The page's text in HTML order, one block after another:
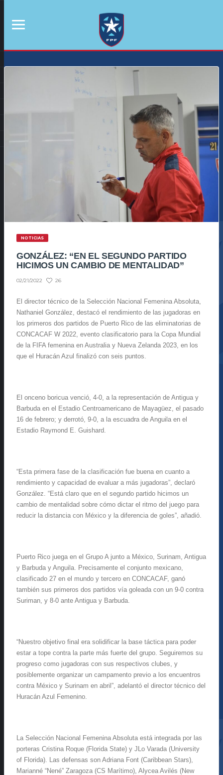
NOTICIAS
GONZÁLEZ: “EN EL SEGUNDO PARTIDO
HICIMOS UN CAMBIO DE MENTALIDAD”
02/21/2022 26
El director técnico de la Selección Nacional Femenina Absoluta,
Nathaniel González, destacó el rendimiento de las jugadoras en
los primeros dos partidos de Puerto Rico de las eliminatorias de
CONCACAF W 2022, evento clasificatorio para la Copa Mundial
de la FIFA femenina en Australia y Nueva Zelanda 2023, en los
que el Huracán Azul finalizó con seis puntos.
El onceno boricua venció, 4-0, a la representación de Antigua y
Barbuda en el Estadio Centroamericano de Mayagüez, el pasado
16 de febrero; y derrotó, 9-0, a la escuadra de Anguila en el
Estadio Raymond E. Guishard.
“Esta primera fase de la clasificación fue buena en cuanto a
rendimiento y capacidad de evaluar a más jugadoras”, declaró
González. “Está claro que en el segundo partido hicimos un
cambio de mentalidad sobre cómo dictar el ritmo del juego para
reducir la distancia con México y la diferencia de goles”, añadió.
Puerto Rico juega en el Grupo A junto a México, Surinam, Antigua
y Barbuda y Anguila. Precisamente el conjunto mexicano,
clasificado 27 en el mundo y tercero en CONCACAF, ganó
también sus primeros dos partidos vía goleada con un 9-0 contra
Suriman, y 8-0 ante Antigua y Barbuda.
“Nuestro objetivo final era solidificar la base táctica para poder
estar a tope contra la parte más fuerte del grupo. Seguiremos su
progreso como jugadoras con sus respectivos clubes, y
posiblemente organizar un campamento previo a los encuentros
contra México y Surinam en abril”, adelantó el director técnico del
Huracán Azul Femenino.
La Selección Nacional Femenina Absoluta está integrada por las
porteras Cristina Roque (Florida State) y JLo Varada (University
of Florida). Las defensas son Adriana Font (Caribbean Stars),
Marianné “Nené” Zaragoza (CS Marítimo), Alycea Avilés (New